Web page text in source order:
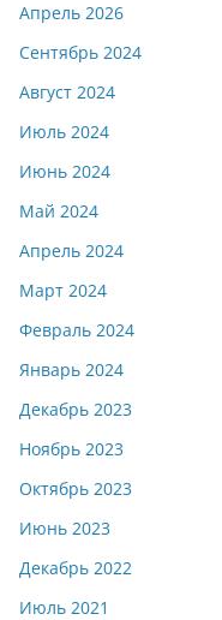
Апрель 2026
Сентябрь 2024
Август 2024
Июль 2024
Июнь 2024
Май 2024
Апрель 2024
Март 2024
Февраль 2024
Январь 2024
Декабрь 2023
Ноябрь 2023
Октябрь 2023
Июнь 2023
Декабрь 2022
Июль 2021